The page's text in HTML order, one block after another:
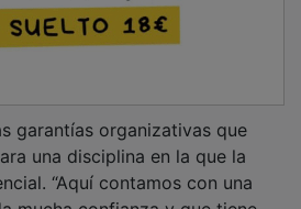
que les resulta muy cómodo
y que están encantados con la
alcarreña, anunció la
gimnastas del Club Infantado
femenino,con Aimara
categoría y